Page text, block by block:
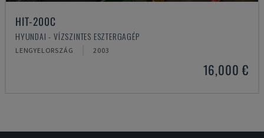
HIT-200C
HYUNDAI - VÍZSZINTES ESZTERGAGÉP
LENGYELORSZÁG 2003
16,000 €